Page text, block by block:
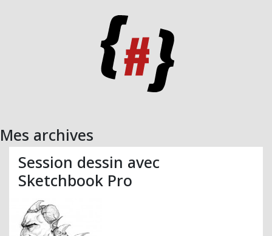
Mes archives
Session dessin avec
Sketchbook Pro